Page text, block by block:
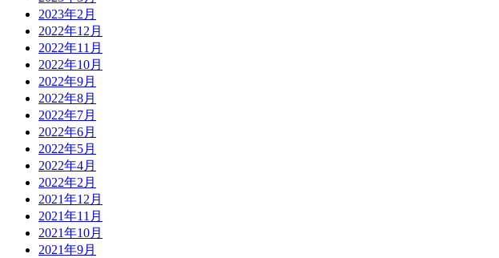
2023年2月
2022年12月
2022年11月
2022年10月
2022年9月
2022年8月
2022年7月
2022年6月
2022年5月
2022年4月
2022年2月
2021年12月
2021年11月
2021年10月
2021年9月